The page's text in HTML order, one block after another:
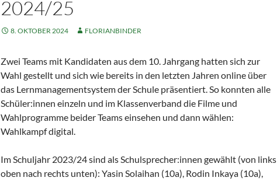
2024/25
8. OKTOBER 2024 FLORIANBINDER
Zwei Teams mit Kandidaten aus dem 10. Jahrgang hatten sich zur
Wahl gestellt und sich wie bereits in den letzten Jahren online über
das Lernmanagementsystem der Schule präsentiert. So konnten alle
Schüler:innen einzeln und im Klassenverband die Filme und
Wahlprogramme beider Teams einsehen und dann wählen:
Wahlkampf digital.
Im Schuljahr 2023/24 sind als Schulsprecher:innen gewählt (von links
oben nach rechts unten): Yasin Solaihan (10a), Rodin Inkaya (10a),